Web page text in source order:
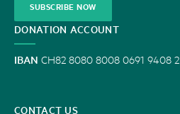
SUBSCRIBE NOW
DONATION ACCOUNT
IBAN CH82 8080 8008 0691 9408 2
CONTACT US